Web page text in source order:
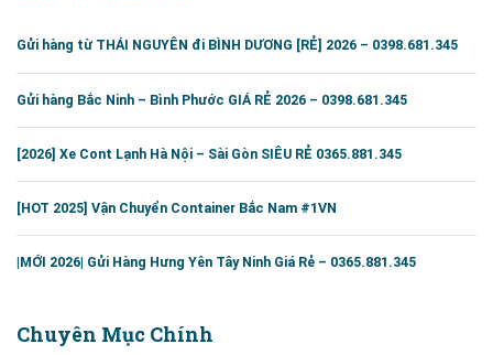
Gửi hàng từ THÁI NGUYÊN đi BÌNH DƯƠNG [RẺ] 2026 – 0398.681.345
Gửi hàng Bắc Ninh – Bình Phước GIÁ RẺ 2026 – 0398.681.345
[2026] Xe Cont Lạnh Hà Nội – Sài Gòn SIÊU RẺ 0365.881.345
[HOT 2025] Vận Chuyển Container Bắc Nam #1VN
|MỚI 2026| Gửi Hàng Hưng Yên Tây Ninh Giá Rẻ – 0365.881.345
Chuyên Mục Chính